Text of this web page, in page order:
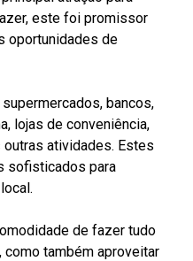
este foi promissor
oportunidades de
bancos,
lojas de conveniência,
atividades. Estes
sofisticados para
de fazer tudo
também aproveitar